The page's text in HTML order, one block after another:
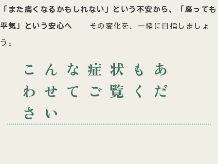
「また痛くなるかもしれない」という不安から、「座っても
平気」という安心へ——その変化を、一緒に目指しましょ
う。
こんな症状もあ
わせてご覧くだ
さい